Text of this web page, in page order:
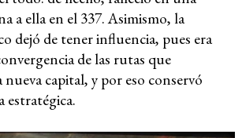
a ella en el 337. Asimismo, la
dejó de tener influencia, pues era
de las rutas que
capital, y por eso conservó
estratégica.